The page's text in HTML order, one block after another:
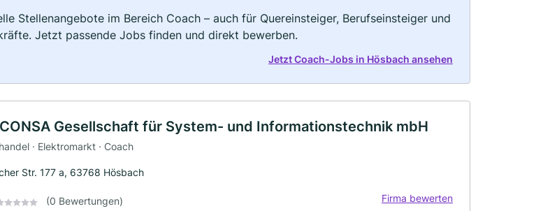
Stellenangebote im Bereich Coach – auch für Quereinsteiger, Berufseinsteiger und
Jetzt passende Jobs finden und direkt bewerben.
Jetzt Coach-Jobs in Hösbach ansehen
Gesellschaft für System- und Informationstechnik mbH
· Elektromarkt · Coach
Str. 177 a, 63768 Hösbach
(0 Bewertungen) Firma bewerten